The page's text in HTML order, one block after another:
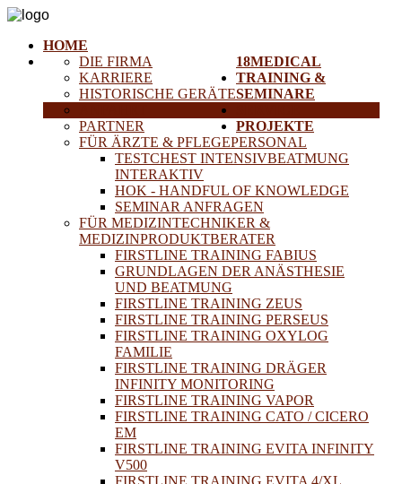
HOME
18MEDICAL
DIE FIRMA
KARRIERE
HISTORISCHE GERÄTE
PARTNER
TRAINING &
SEMINARE
FÜR ÄRZTE & PFLEGEPERSONAL
TESTCHEST INTENSIVBEATMUNG
INTERAKTIV
HOK - HANDFUL OF KNOWLEDGE
SEMINAR ANFRAGEN
FÜR MEDIZINTECHNIKER &
MEDIZINPRODUKTBERATER
FIRSTLINE TRAINING FABIUS
GRUNDLAGEN DER ANÄSTHESIE
UND BEATMUNG
FIRSTLINE TRAINING ZEUS
FIRSTLINE TRAINING PERSEUS
FIRSTLINE TRAINING OXYLOG
FAMILIE
FIRSTLINE TRAINING DRÄGER
INFINITY MONITORING
FIRSTLINE TRAINING VAPOR
FIRSTLINE TRAINING CATO / CICERO
EM
FIRSTLINE TRAINING EVITA INFINITY
V500
FIRSTLINE TRAINING EVITA 4/XL
PROJEKTE